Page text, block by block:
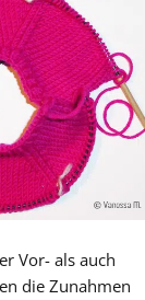
Vor- als auch
die Zunahmen